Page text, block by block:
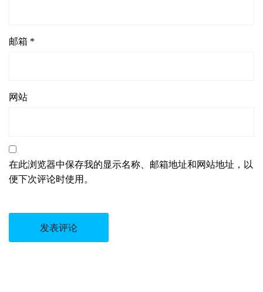
邮箱 *
网站
在此浏览器中保存我的显示名称、邮箱地址和网站地址，以
便下次评论时使用。